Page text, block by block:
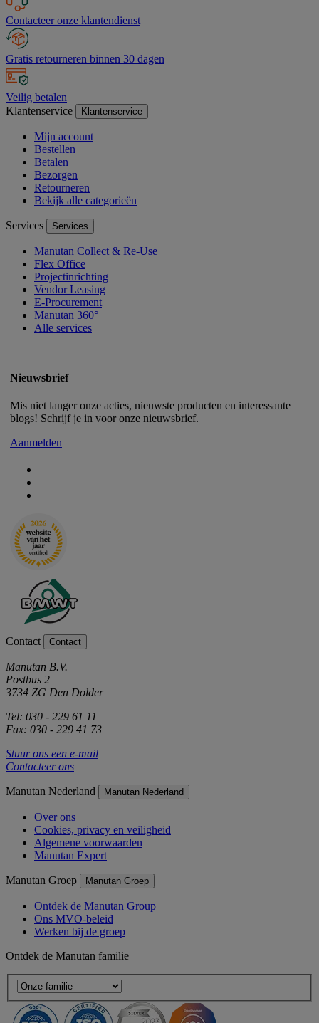
Contacteer onze klantendienst
Gratis retourneren binnen 30 dagen
Veilig betalen
Klantenservice
Klantenservice
Mijn account
Bestellen
Betalen
Bezorgen
Retourneren
Bekijk alle categorieën
Services Services
Manutan Collect & Re-Use
Flex Office
Projectinrichting
Vendor Leasing
E-Procurement
Manutan 360°
Alle services
Nieuwsbrief
Mis niet langer onze acties, nieuwste producten en interessante
blogs! Schrijf je in voor onze nieuwsbrief.
Aanmelden
Contact Contact
Manutan B.V.
Postbus 2
3734 ZG Den Dolder
Tel: 030 - 229 61 11
Fax: 030 - 229 41 73
Stuur ons een e-mail
Contacteer ons
Manutan Nederland Manutan Nederland
Over ons
Cookies, privacy en veiligheid
Algemene voorwaarden
Manutan Expert
Manutan Groep Manutan Groep
Ontdek de Manutan Group
Ons MVO-beleid
Werken bij de groep
Ontdek de Manutan familie